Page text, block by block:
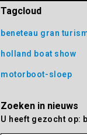
Tagcloud
beneteau gran
holland boat show
motorboot-sloep
Zoeken in nieuws
U heeft gezocht op: